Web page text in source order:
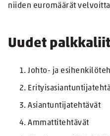
niiden euromäärät
Uudet
Johto- ja
Asiantuntijatehtävät
Ammattitehtävät